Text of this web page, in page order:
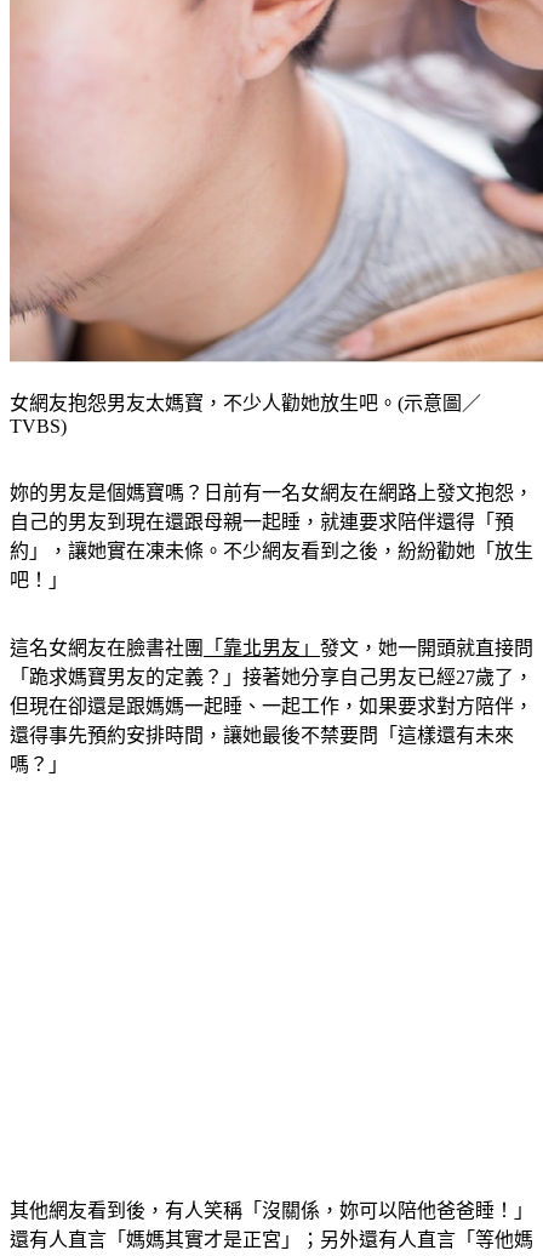
TVBS)
自己的男友到現在還跟母親一起睡，就連要求陪伴還得「預
約」，讓她實在凍未條。不少網友看到之後，紛紛勸她「放生
吧！」
「跪求媽寶男友的定義？」接著她分享自己男友已經27歲了，
但現在卻還是跟媽媽一起睡、一起工作，如果要求對方陪伴，
還得事先預約安排時間，讓她最後不禁要問「這樣還有未來
嗎？」
還有人直言「媽媽其實才是正宮」；另外還有人直言「等他媽
媽不在了他還能活嗎？放生吧！別浪費妳的人生」、「還沒斷